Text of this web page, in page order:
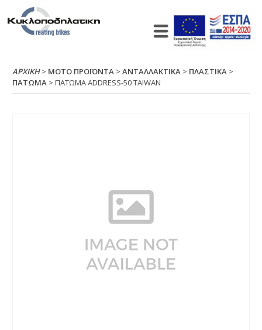
ΑΡΧΙΚΉ> ΜΟΤΟ ΠΡΟΪΟΝΤΑ >ΑΝΤΑΛΛΑΚΤΙΚΑ > ΠΛΑΣΤΙΚΑ >
ΠΑΤΩΜΑ > ΠΑΤΩΜΑ ΑDDRΕSS-50 ΤΑΙWΑΝ